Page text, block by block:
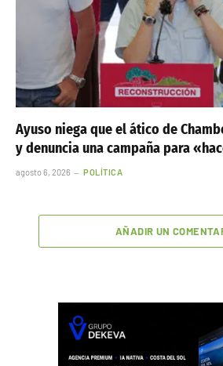
Ayuso niega que el ático de
y denuncia una campaña para
agosto 6, 2026 POLÍTICA
AÑADIR UN